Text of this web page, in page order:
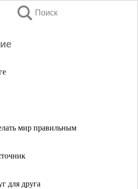
Поиск
мир правильным
для друга